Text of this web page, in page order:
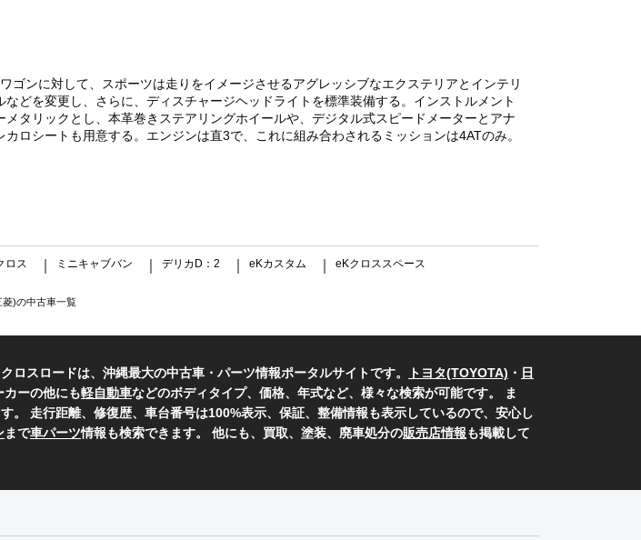
ンに対して、スポーツは走りをイメージさせるアグレッシブなエクステリアとインテリ
どを変更し、さらに、ディスチャージヘッドライトを標準装備する。インストルメント
タリックとし、本革巻きステアリングホイールや、デジタル式スピードメーターとアナ
ロシートも用意する。エンジンは直3で、これに組み合わされるミッションは4ATのみ。
ロス ミニキャブバン デリカD：2 eKカスタム eKクロススペース
菱)の中古車一覧
ロスロードは、沖縄最大の中古車・パーツ情報ポータルサイトです。 トヨタ(TOYOTA) ・ 日
カーの他にも軽自動車などのボディタイプ、価格、年式など、様々な検索が可能です。 ま
。 走行距離、修復歴、車台番号は100%表示、保証、整備情報も表示しているので、安心し
まで車パーツ情報も検索できます。 他にも、買取、塗装、廃車処分の販売店情報も掲載して